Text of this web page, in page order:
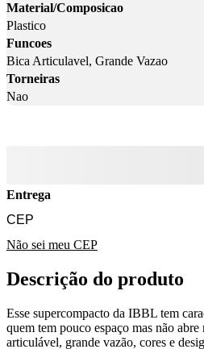
Material/Composicao
Plastico
Funcoes
Bica Articulavel, Grande Vazao
Torneiras
Nao
Entrega
Não sei meu CEP
Descrição do produto
Esse supercompacto da IBBL tem
quem tem pouco espaço mas não
articulável, grande vazão, cores e